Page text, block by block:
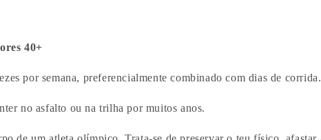
40+
por semana, preferencialmente combinado com dias de corrida.
no asfalto ou na trilha por muitos anos.